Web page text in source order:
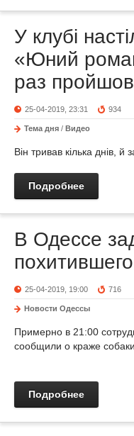
У клубі
«Юний
раз
25-04-2019, 23:31 934
Тема дня / Видео
Він тривав кілька днів, й
Подробнее
В Одессе
25-04-2019, 19:00 716
Новости Одессы
Примерно в 21:00
сообщили о краже
Подробнее